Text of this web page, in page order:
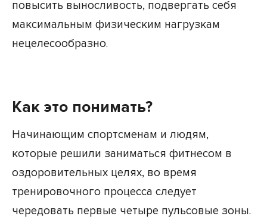
повысить выносливость, подвергать себя
максимальным физическим нагрузкам
нецелесообразно.
Как это понимать?
Начинающим спортсменам и людям,
которые решили заниматься фитнесом в
оздоровительных целях, во время
тренировочного процесса следует
чередовать первые четыре пульсовые зоны.